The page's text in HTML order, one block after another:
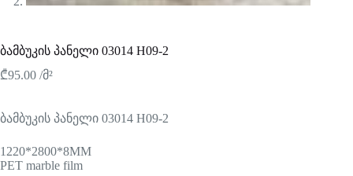
ბამბუკის პანელი 03014 H09-2
₾95.00 /მ²
ბამბუკის პანელი 03014 H09-2
1220*2800*8MM
PET marble film